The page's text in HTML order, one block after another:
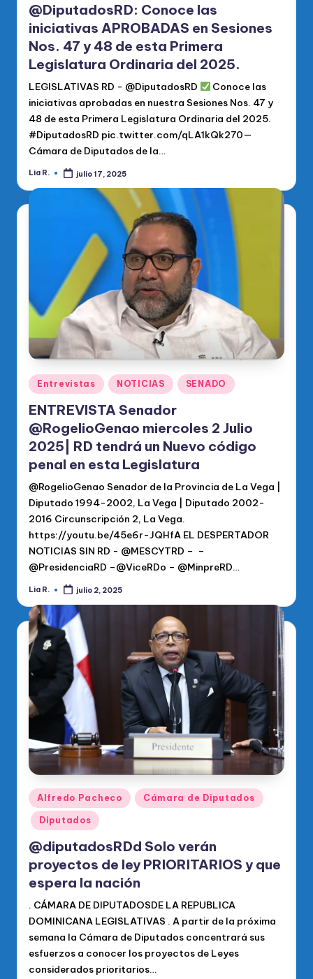
@DiputadosRD: Conoce las
iniciativas APROBADAS en Sesiones
Nos. 47 y 48 de esta Primera
Legislatura Ordinaria del 2025.
LEGISLATIVAS RD - @DiputadosRD
Conoce las
iniciativas aprobadas en nuestra Sesiones Nos. 47 y
48 de esta Primera Legislatura Ordinaria del 2025.
#DiputadosRD pic.twitter.com/qLA1kQk270—
Cámara de Diputados de la…
Publicado
Lia R. julio 17, 2025
Publicado
en
Entrevistas NOTICIAS SENADO
ENTREVISTA Senador
@RogelioGenao miercoles 2 Julio
2025| RD tendrá un Nuevo código
penal en esta Legislatura
@RogelioGenao Senador de la Provincia de La Vega |
Diputado 1994-2002, La Vega | Diputado 2002-
2016 Circunscripción 2, La Vega.
https://youtu.be/45e6r-JQHfA EL DESPERTADOR
NOTICIAS SIN RD - @MESCYTRD – –
@PresidenciaRD –@ViceRDo – @MinpreRD…
Publicado
Lia R. julio 2, 2025
Publicado
en
Alfredo Pacheco Cámara de Diputados
Diputados
@diputadosRDd Solo verán
proyectos de ley PRIORITARIOS y que
espera la nación
. CÁMARA DE DIPUTADOSDE LA REPUBLICA
DOMINICANA LEGISLATIVAS . A partir de la próxima
semana la Cámara de Diputados concentrará sus
esfuerzos a conocer los proyectos de Leyes
considerados prioritarios…